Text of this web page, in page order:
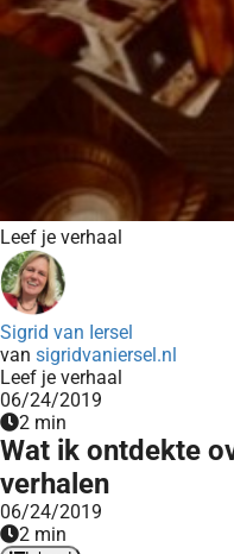
Leef je verhaal
Sigrid van Iersel
van sigridvaniersel.nl
Leef je verhaal
06/24/2019
2 min
Wat ik ontdekte
verhalen
06/24/2019
2 min